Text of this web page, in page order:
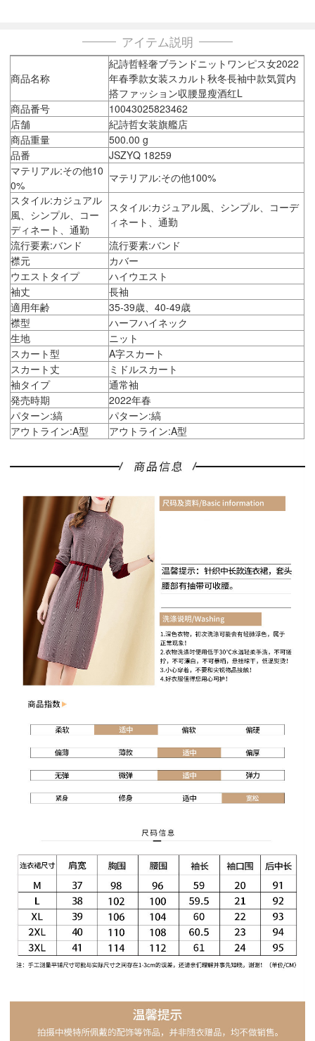
アイテム説明
商品名称
紀詩哲軽奢ブランドニットワンピス女2022
年春季款女装スカルト秋冬長袖中款気質内
搭ファッション収腰显瘦酒红L
商品番号
10043025823462
店舗
紀詩哲女装旗艦店
商品重量
500.00 g
品番
JSZYQ 18259
マテリアル:その他10
0%
マテリアル:その他100%
スタイル:カジュアル
風、シンプル、コー
ディネート、通勤
スタイル:カジュアル風、シンプル、コーデ
ィネート、通勤
流行要素:バンド
流行要素:バンド
襟元
カバー
ウエストタイプ
ハイウエスト
袖丈
長袖
適用年齢
35-39歳、40-49歳
襟型
ハーフハイネック
生地
ニット
スカート型
A字スカート
スカート丈
ミドルスカート
袖タイプ
通常袖
発売時期
2022年春
パターン:縞
パターン:縞
アウトライン:A型
アウトライン:A型